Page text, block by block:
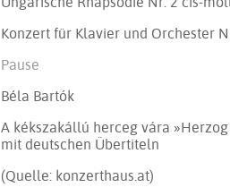
Konzert für Klavier und Orchester
Pause
Béla Bartók
A kékszakállú herceg vára
mit deutschen Übertiteln
(Quelle: konzerthaus.at)